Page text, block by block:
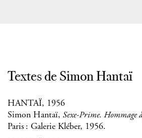
Textes de Simon Hantaï
HANTAÏ, 1956
Simon Hantaï, Sexe-Prime. Hommage
Paris : Galerie Kléber, 1956.